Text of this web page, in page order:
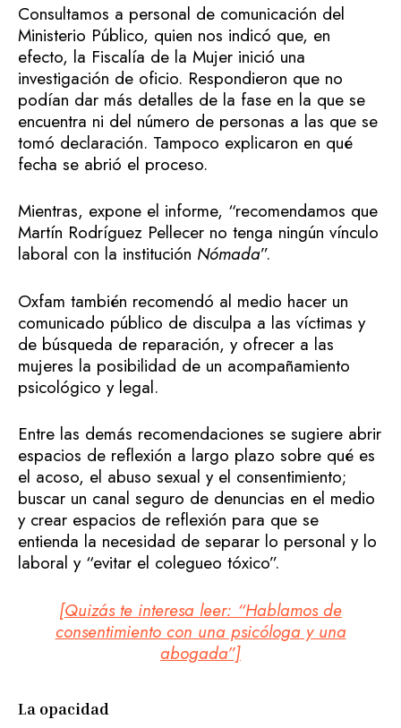
Consultamos a personal de comunicación del
Ministerio Público, quien nos indicó que, en
efecto, la Fiscalía de la Mujer inició una
investigación de oficio. Respondieron que no
podían dar más detalles de la fase en la que se
encuentra ni del número de personas a las que se
tomó declaración. Tampoco explicaron en qué
fecha se abrió el proceso.
Mientras, expone el informe, “recomendamos que
Martín Rodríguez Pellecer no tenga ningún vínculo
laboral con la institución Nómada”.
Oxfam también recomendó al medio hacer un
comunicado público de disculpa a las víctimas y
de búsqueda de reparación, y ofrecer a las
mujeres la posibilidad de un acompañamiento
psicológico y legal.
Entre las demás recomendaciones se sugiere abrir
espacios de reflexión a largo plazo sobre qué es
el acoso, el abuso sexual y el consentimiento;
buscar un canal seguro de denuncias en el medio
y crear espacios de reflexión para que se
entienda la necesidad de separar lo personal y lo
laboral y “evitar el colegueo tóxico”.
[Quizás te interesa leer: “Hablamos de
consentimiento con una psicóloga y una
abogada”]
La opacidad